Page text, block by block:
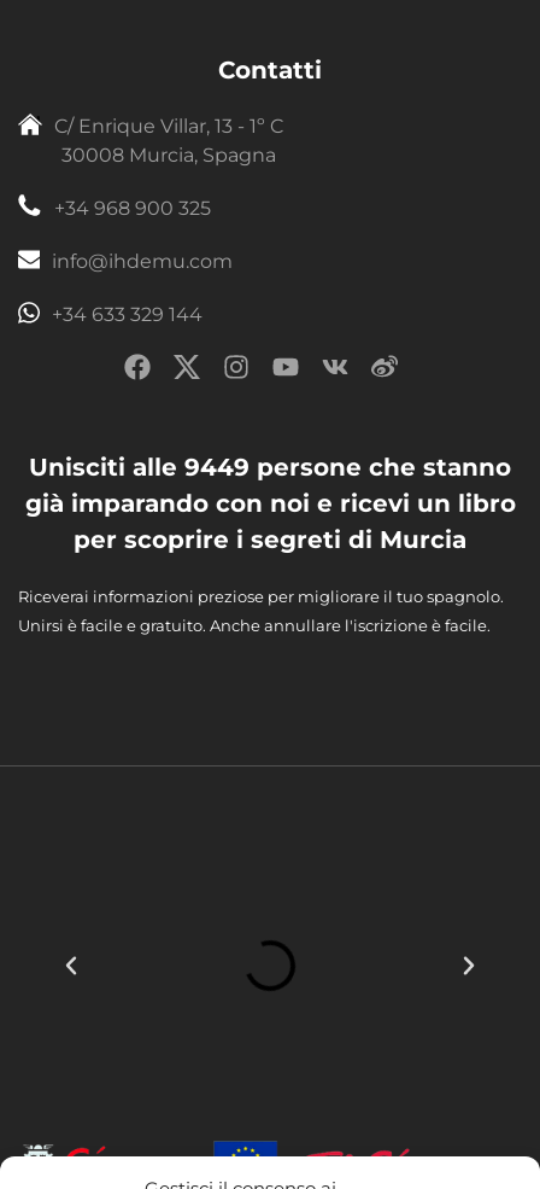
Contatti
C/ Enrique Villar, 13 - 1º C
30008 Murcia, Spagna
+34 968 900 325
info@ihdemu.com
+34 633 329 144
Unisciti alle 9449 persone che stanno
già imparando con noi e ricevi un libro
per scoprire i segreti di Murcia
Riceverai informazioni preziose per migliorare il tuo spagnolo.
Unirsi è facile e gratuito. Anche annullare l'iscrizione è facile.